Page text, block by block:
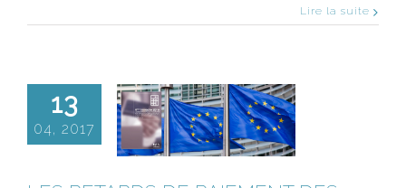
Lire la suite
13
04, 2017